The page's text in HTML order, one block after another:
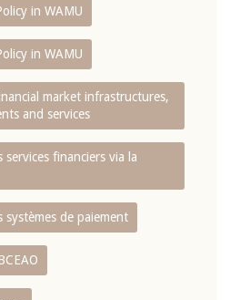
in WAMU
in WAMU
market infrastructures,
and services
financiers via la
systèmes de paiement